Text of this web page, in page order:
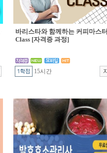
바리스타와 함께하는 커피마스터
Class [자격증 과정]
15시간